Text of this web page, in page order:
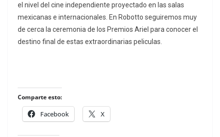
el nivel del cine independiente proyectado en las salas
mexicanas e internacionales. En Robotto seguiremos muy
de cerca la ceremonia de los Premios Ariel para conocer el
destino final de estas extraordinarias peliculas.
Comparte esto:
Facebook X